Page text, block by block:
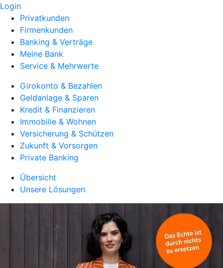
Login
Privatkunden
Firmenkunden
Banking & Verträge
Meine Bank
Service & Mehrwerte
Girokonto & Bezahlen
Geldanlage & Sparen
Kredit & Finanzieren
Immobilie & Wohnen
Versicherung & Schützen
Zukunft & Vorsorgen
Private Banking
Übersicht
Unsere Lösungen